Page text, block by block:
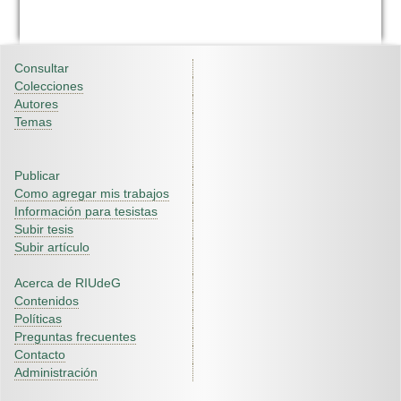
Consultar
Colecciones
Autores
Temas
Publicar
Como agregar mis trabajos
Información para tesistas
Subir tesis
Subir artículo
Acerca de RIUdeG
Contenidos
Políticas
Preguntas frecuentes
Contacto
Administración